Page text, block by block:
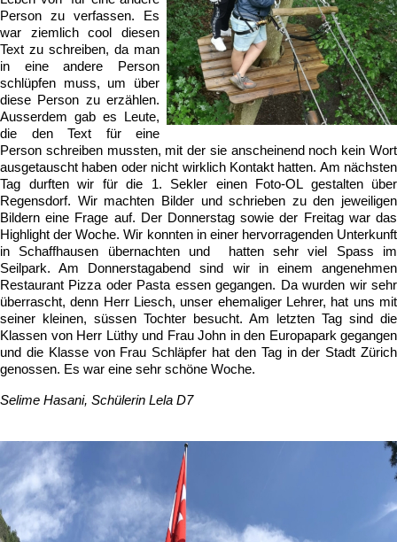
Person zu verfassen. Es
war ziemlich cool diesen
Text zu schreiben, da man
in eine andere Person
schlüpfen muss, um über
diese Person zu erzählen.
Ausserdem gab es Leute,
die den Text für eine
Person schreiben mussten, mit der sie anscheinend noch kein Wort
ausgetauscht haben oder nicht wirklich Kontakt hatten. Am nächsten
Tag durften wir für die 1. Sekler einen Foto-OL gestalten über
Regensdorf. Wir machten Bilder und schrieben zu den jeweiligen
Bildern eine Frage auf. Der Donnerstag sowie der Freitag war das
Highlight der Woche. Wir konnten in einer hervorragenden Unterkunft
in Schaffhausen übernachten und hatten sehr viel Spass im
Seilpark. Am Donnerstagabend sind wir in einem angenehmen
Restaurant Pizza oder Pasta essen gegangen. Da wurden wir sehr
überrascht, denn Herr Liesch, unser ehemaliger Lehrer, hat uns mit
seiner kleinen, süssen Tochter besucht. Am letzten Tag sind die
Klassen von Herr Lüthy und Frau John in den Europapark gegangen
und die Klasse von Frau Schläpfer hat den Tag in der Stadt Zürich
genossen. Es war eine sehr schöne Woche.
Selime Hasani, Schülerin Lela D7